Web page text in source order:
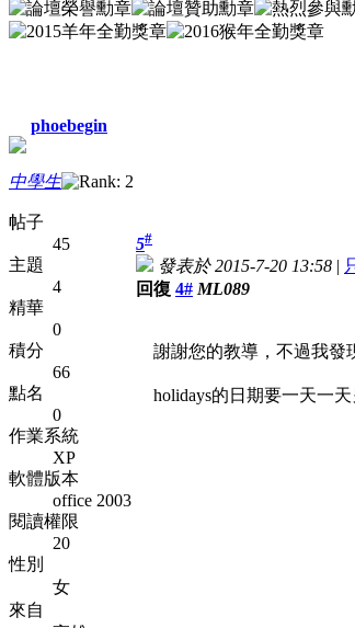
phoebegin
中學生
帖子
45
主題
4
精華
0
積分
66
點名
0
作業系統
XP
軟體版本
office 2003
閱讀權限
20
性別
女
來自
5#
發表於 2015-7-20 13:58 |
回復 4# ML089
謝謝您的教導，不過我發
holidays的日期要一天一